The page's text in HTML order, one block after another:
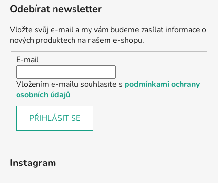
Odebírat newsletter
Vložte svůj e-mail a my vám budeme zasílat informace o
nových produktech na našem e-shopu.
E-mail
Vložením e-mailu souhlasíte s podmínkami ochrany
osobních údajů
PŘIHLÁSIT SE
Instagram